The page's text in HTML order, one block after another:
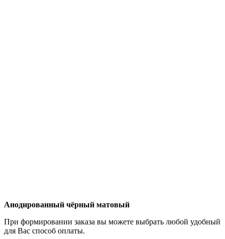
Анодированный чёрный матовый
При формировании заказа вы можете выбрать любой удобный
для Вас способ оплаты.